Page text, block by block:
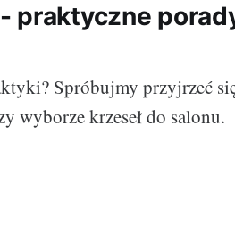
praktyczne
Spróbujmy przyjrzeć
wyborze krzeseł do salonu.